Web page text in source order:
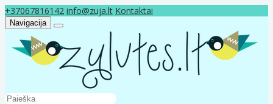
+37067816142 info@zuja.lt Kontaktai
Navigacija